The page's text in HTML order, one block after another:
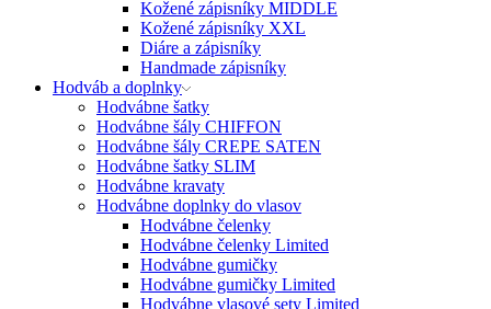
Kožené zápisníky MIDDLE
Kožené zápisníky XXL
Diáre a zápisníky
Handmade zápisníky
Hodváb a doplnky
Hodvábne šatky
Hodvábne šály CHIFFON
Hodvábne šály CREPE SATEN
Hodvábne šatky SLIM
Hodvábne kravaty
Hodvábne doplnky do vlasov
Hodvábne čelenky
Hodvábne čelenky Limited
Hodvábne gumičky
Hodvábne gumičky Limited
Hodvábne vlasové sety Limited